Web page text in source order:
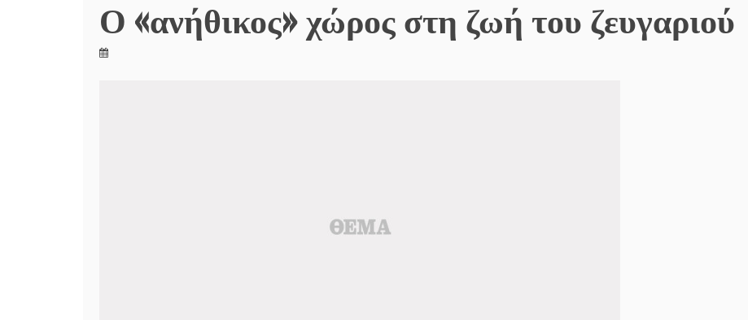
Ο «ανήθικος» χώρος στη ζωή του ζευγαριού